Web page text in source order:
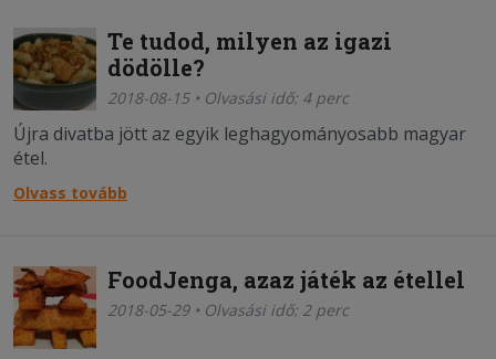
Te tudod, milyen az igazi
dödölle?
2018-08-15 • Olvasási idő: 4 perc
Újra divatba jött az egyik leghagyományosabb magyar
étel.
Olvass tovább
FoodJenga, azaz játék az étellel
2018-05-29 • Olvasási idő: 2 perc